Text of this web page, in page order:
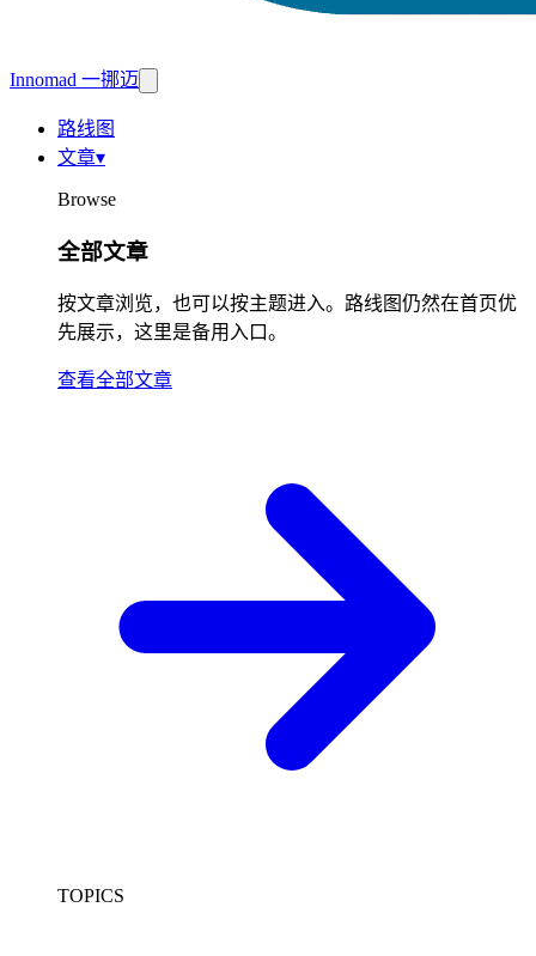
Innomad 一挪迈
路线图
文章▾
Browse
全部文章
按文章浏览，也可以按主题进入。路线图仍然在首页优
先展示，这里是备用入口。
查看全部文章
TOPICS